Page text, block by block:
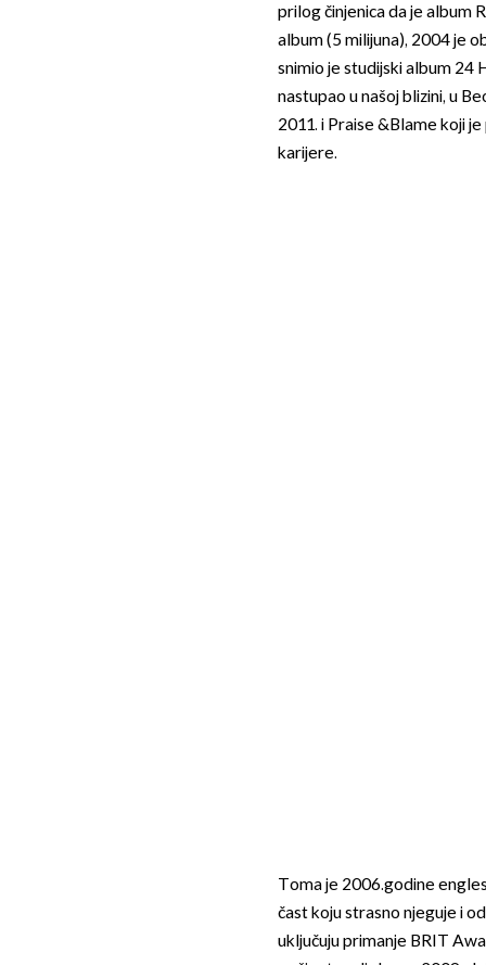
prilog činjenica da je album
album (5 milijuna), 2004 je
snimio je studijski album 24
nastupao u našoj blizini, u
2011. i Praise &Blame koji
karijere.
Toma je 2006.godine
čast koju strasno njeguje i
uključuju primanje BRIT